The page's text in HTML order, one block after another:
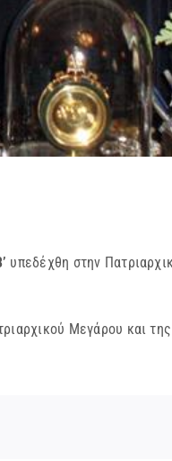
υπεδέχθη στην
Μεγάρου και